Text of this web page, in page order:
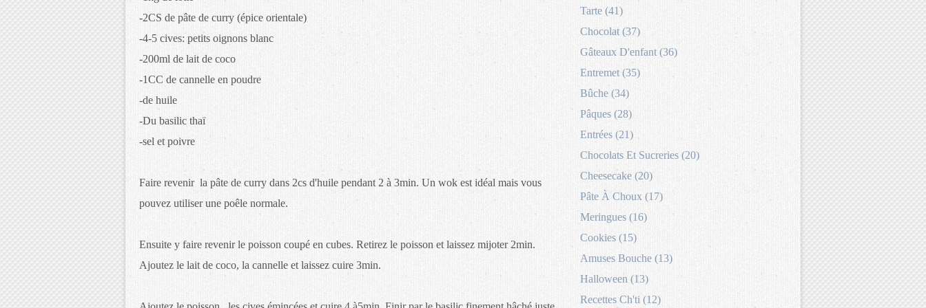
-2CS de pâte de curry (épice orientale)
-4-5 cives: petits oignons blanc
-200ml de lait de coco
-1CC de cannelle en poudre
-de huile
-Du basilic thaï
-sel et poivre
Faire revenir la pâte de curry dans 2cs d'huile pendant 2 à 3min. Un wok est idéal mais vous
pouvez utiliser une poêle normale.
Ensuite y faire revenir le poisson coupé en cubes. Retirez le poisson et laissez mijoter 2min.
Ajoutez le lait de coco, la cannelle et laissez cuire 3min.
Tarte (41)
Chocolat (37)
Gâteaux D'enfant (36)
Entremet (35)
Bûche (34)
Pâques (28)
Entrées (21)
Chocolats Et Sucreries (20)
Cheesecake (20)
Pâte À Choux (17)
Meringues (16)
Cookies (15)
Amuses Bouche (13)
Halloween (13)
Recettes Ch'ti (12)